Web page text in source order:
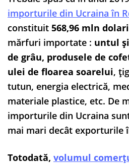
importurile din Ucraina în
constituit 568,96 mln dolari
mărfuri importate : untul
de grâu, produsele de
ulei de floarea soarelui,
tutun, energia electrică,
materiale plastice, etc. De
importurile din Ucraina
mai mari decât exporturile
Totodată, volumul